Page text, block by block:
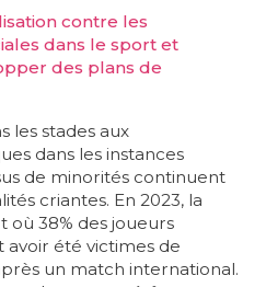
contre les
dans le sport et
des plans de
les stades aux
dans les instances
de minorités continuent
criantes. En 2023, la
où 38% des joueurs
été victimes de
un match international.